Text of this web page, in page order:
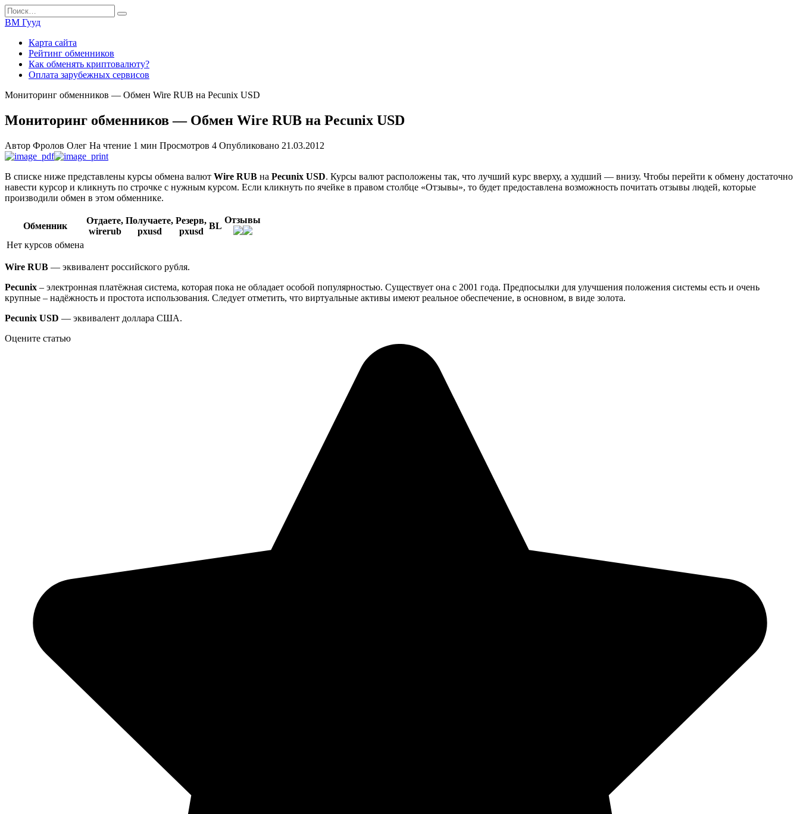
Перейти
к
содержанию
Search
for:
ВМ Гууд
Карта сайта
Рейтинг обменников
Как обменять криптовалюту?
Оплата зарубежных сервисов
Мониторинг обменников — Обмен Wire RUB на Pecunix USD
Мониторинг обменников — Обмен Wire RUB на Pecunix USD
Автор Фролов Олег На чтение 1 мин Просмотров 4 Опубликовано 21.03.2012
В списке ниже представлены курсы обмена валют Wire RUB на Pecunix USD. Курсы валют расположены так, что лучший курс вверху, а худший — внизу. Чтобы перейти к обмену достаточно
навести курсор и кликнуть по строчке с нужным курсом. Если кликнуть по ячейке в правом столбце «Отзывы», то будет предоставлена возможность почитать отзывы людей, которые
производили обмен в этом обменнике.
Обменник
Отдаете,
wirerub
Получаете,
pxusd
Резерв,
pxusd
BL
Отзывы
Нет курсов обмена
Wire RUB — эквивалент российского рубля.
Pecunix – электронная платёжная система, которая пока не обладает особой популярностью. Существует она с 2001 года. Предпосылки для улучшения положения системы есть и очень
крупные – надёжность и простота использования. Следует отметить, что виртуальные активы имеют реальное обеспечение, в основном, в виде золота.
Pecunix USD — эквивалент доллара США.
Оцените статью